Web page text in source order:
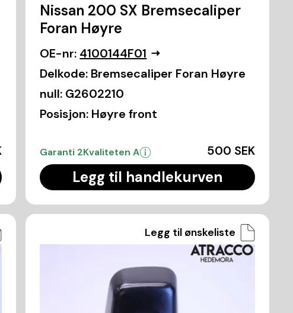
Nissan 200 SX Bremsecaliper
Foran Høyre
OE-nr: 4100144F01
Delkode: Bremsecaliper Foran Høyre
null: G2602210
Posisjon: Høyre front
Garanti 2Kvaliteten A 500 SEK
Legg til handlekurven
Legg til ønskeliste